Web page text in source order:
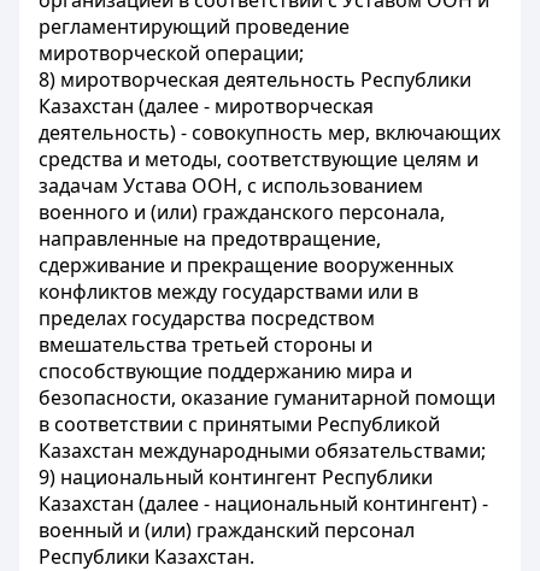
регламентирующий проведение
миротворческой операции;
8) миротворческая деятельность Республики
Казахстан (далее - миротворческая
деятельность) - совокупность мер, включающих
средства и методы, соответствующие целям и
задачам Устава ООН, с использованием
военного и (или) гражданского персонала,
направленные на предотвращение,
сдерживание и прекращение вооруженных
конфликтов между государствами или в
пределах государства посредством
вмешательства третьей стороны и
способствующие поддержанию мира и
безопасности, оказание гуманитарной помощи
в соответствии с принятыми Республикой
Казахстан международными обязательствами;
9) национальный контингент Республики
Казахстан (далее - национальный контингент) -
военный и (или) гражданский персонал
Республики Казахстан.